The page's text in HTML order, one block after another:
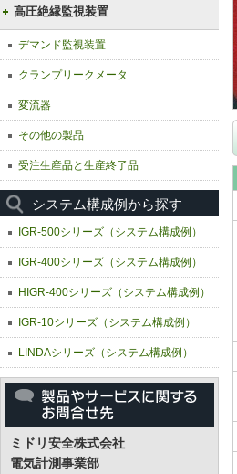
高圧絶縁監視装置
デマンド監視装置
クランプリークメータ
変流器
その他の製品
受注生産品と生産終了品
システム構成例から探す
IGR-500シリーズ（システム構成例）
IGR-400シリーズ（システム構成例）
HIGR-400シリーズ（システム構成例）
IGR-10シリーズ（システム構成例）
LINDAシリーズ（システム構成例）
ミドリ安全株式会社
電気計測事業部